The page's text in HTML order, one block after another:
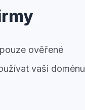
ověřené
vaši doménu